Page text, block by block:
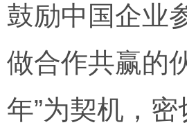
鼓励中国企业
做合作共赢的
年”为契机，